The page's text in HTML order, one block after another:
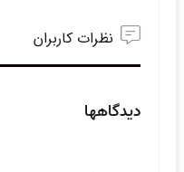
نظرات کاربران
دیدگاهها